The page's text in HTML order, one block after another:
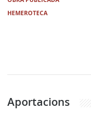
HEMEROTECA
Aportacions